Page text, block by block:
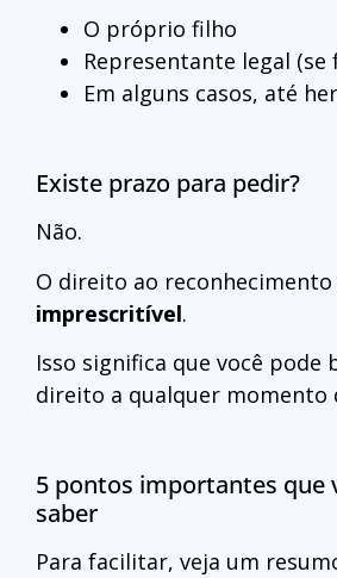
O próprio filho
Representante legal
Em alguns casos, até
Existe prazo para pedir?
Não.
O direito ao reconhecimento
imprescritível.
Isso significa que você pode
direito a qualquer momento
5 pontos importantes que
saber
Para facilitar, veja um